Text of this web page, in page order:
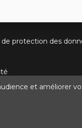
protection des
et améliorer